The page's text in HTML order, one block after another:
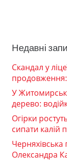
Недавні
Скандал у
продовження:
У
дерево:
Огірки
сипати калій
Олександра